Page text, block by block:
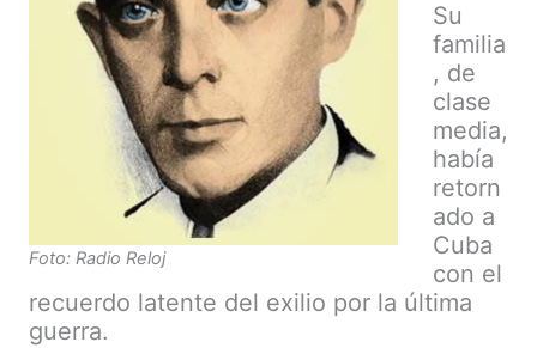
Foto: Radio Reloj
Su
familia
, de
clase
media,
había
retorn
ado a
Cuba
con el
recuerdo latente del exilio por la última
guerra.